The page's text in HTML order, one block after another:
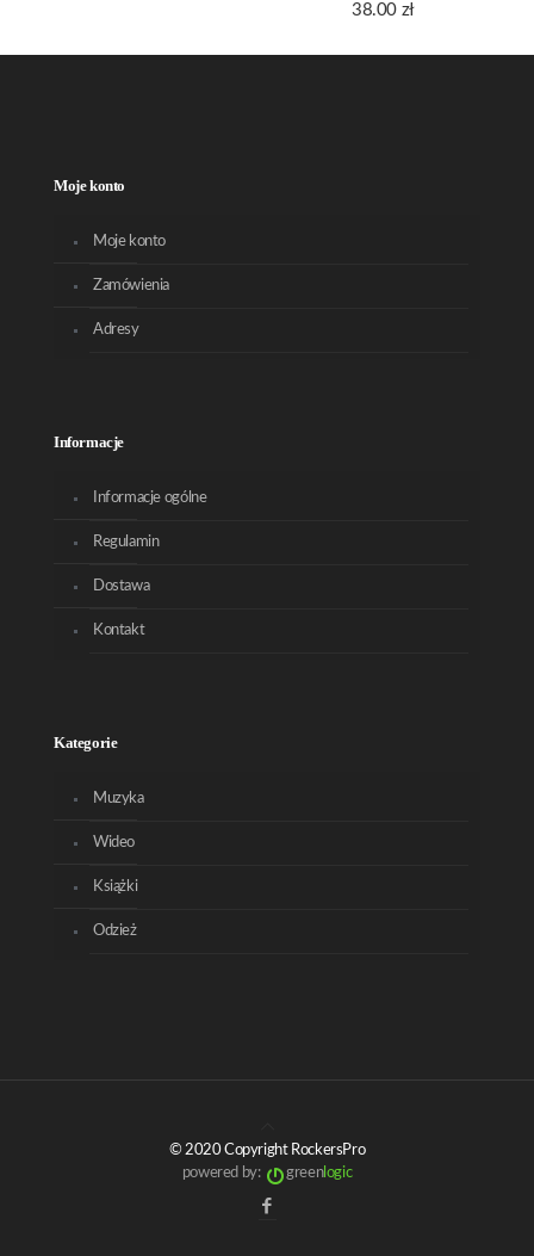
38.00 zł
Moje konto
Moje konto
Zamówienia
Adresy
Informacje
Informacje ogólne
Regulamin
Dostawa
Kontakt
Kategorie
Muzyka
Wideo
Książki
Odzież
© 2020 Copyright RockersPro
powered by:
greenlogic